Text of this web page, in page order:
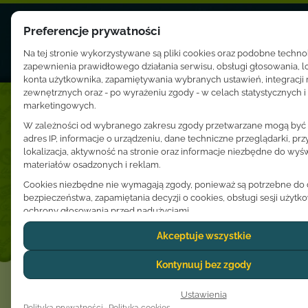
Preferencje prywatności
Na tej stronie wykorzystywane są pliki cookies oraz podobne
zapewnienia prawidłowego działania serwisu, obsługi głosowania,
konta użytkownika, zapamiętywania wybranych ustawień, integracji
zewnętrznych oraz - po wyrażeniu zgody - w celach statystycznych i
marketingowych.
W zależności od wybranego zakresu zgody przetwarzane mogą być
adres IP, informacje o urządzeniu, dane techniczne przeglądarki,
lokalizacja, aktywność na stronie oraz informacje niezbędne do
materiałów osadzonych i reklam.
Cookies niezbędne nie wymagają zgody, ponieważ są potrzebne do
bezpieczeństwa, zapamiętania decyzji o cookies, obsługi sesji
ochrony głosowania przed nadużyciami.
Dostawcy usług zewnętrznych, tacy jak Google lub YouTube, mogą
osobowe użytkownika zgodnie z własnymi zasadami prywatności. W
przypadkach dane mogą być przekazywane poza Europejski Obszar
może wiązać się z odmiennym poziomem ochrony danych.
Zgoda jest dobrowolna i może zostać udzielona dla wszystkich
lub ograniczona do wybranych ustawień. Wyrażoną decyzję można
Akceptuje wszystkie
Kontynuuj bez zgody
Ustawienia
Adam i Karolina Krawczyk
Agnieszka Ptak
Alina Trzeciak
Andrea Rischka